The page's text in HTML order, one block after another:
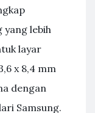
yang lebih
layar
x 8,4 mm
dengan
Samsung.